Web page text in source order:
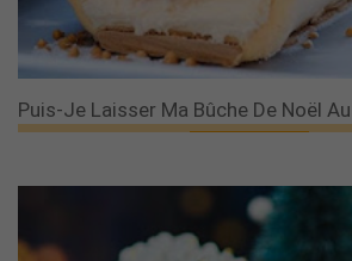
Puis-Je Laisser Ma Bûche De Noël